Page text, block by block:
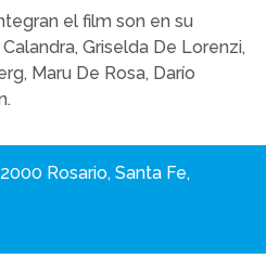
el film son en su
Griselda De Lorenzi,
Maru De Rosa, Darío
Rosario, Santa Fe,